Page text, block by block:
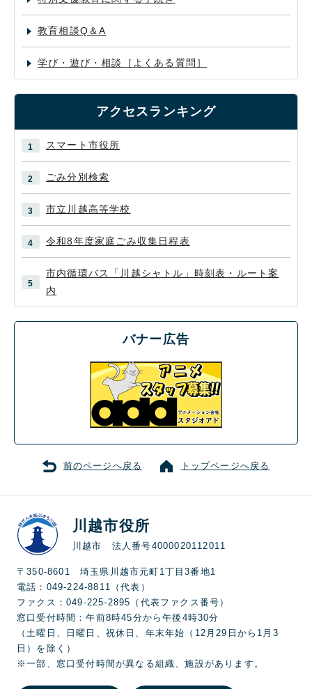
教育相談Q＆A
学び・遊び・相談［よくある質問］
アクセスランキング
スマート市役所
ごみ分別検索
市立川越高等学校
令和8年度家庭ごみ収集日程表
市内循環バス「川越シャトル」時刻表・ルート案
内
バナー広告
前のページへ戻る トップページへ戻る
川越市役所
川越市 法人番号4000020112011
〒350-8601 埼玉県川越市元町1丁目3番地1
電話：049-224-8811（代表）
ファクス：049-225-2895（代表ファクス番号）
窓口受付時間：午前8時45分から午後4時30分
（土曜日、日曜日、祝休日、年末年始（12月29日から1月3
日）を除く）
※一部、窓口受付時間が異なる組織、施設があります。